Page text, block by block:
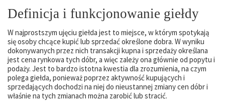
Definicja i funkcjonowanie giełdy
W najprostszym ujęciu giełda jest to miejsce, w którym spotykają
się osoby chcące kupić lub sprzedać określone dobra. W wyniku
dokonywanych przez nich transakcji kupna i sprzedaży określana
jest cena rynkowa tych dóbr, a więc zależy ona głównie od popytu i
podaży. Jest to bardzo istotna kwestia dla zrozumienia, na czym
polega giełda, ponieważ poprzez aktywność kupujących i
sprzedających dochodzi na niej do nieustannej zmiany cen dóbr i
właśnie na tych zmianach można zarobić lub stracić.